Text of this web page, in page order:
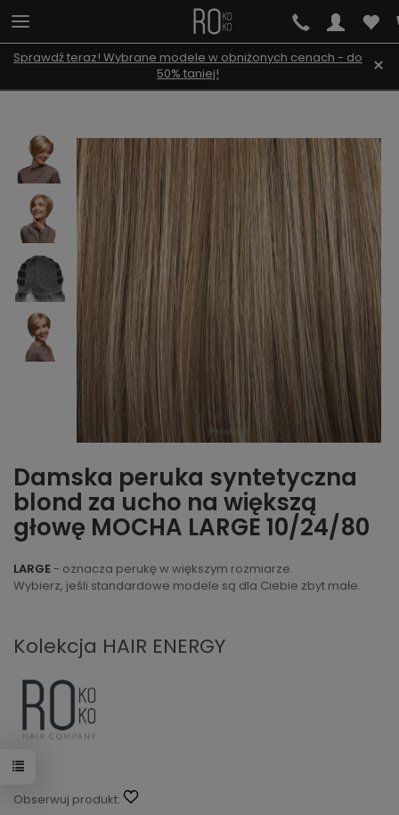
Sprawdź teraz! Wybrane modele w obniżonych cenach - do
50% taniej!
×
Damska peruka syntetyczna
blond za ucho na większą
głowę MOCHA LARGE 10/24/80
LARGE - oznacza perukę w większym rozmiarze.
Wybierz, jeśli standardowe modele są dla Ciebie zbyt małe.
Kolekcja HAIR ENERGY
Obserwuj produkt: